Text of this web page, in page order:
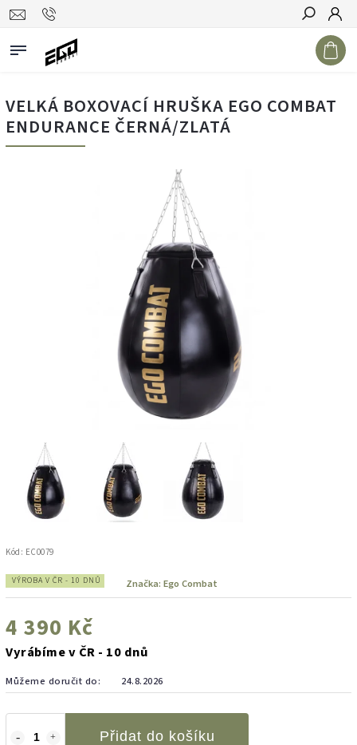
Hledat
VELKÁ BOXOVACÍ HRUŠKA EGO COMBAT
ENDURANCE ČERNÁ/ZLATÁ
Kód: EC0079
VÝROBA V ČR - 10 DNŮ Značka: Ego Combat
4 390 Kč
Vyrábíme v ČR - 10 dnů
Můžeme doručit do: 24.8.2026
Přidat do košíku